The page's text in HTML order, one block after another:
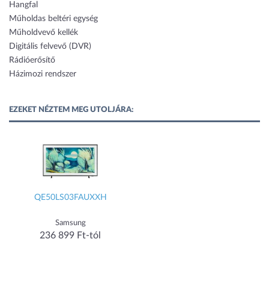
Hangfal
Műholdas beltéri egység
Műholdvevő kellék
Digitális felvevő (DVR)
Rádióerősítő
Házimozi rendszer
EZEKET NÉZTEM MEG UTOLJÁRA:
QE50LS03FAUXXH
Samsung
236 899 Ft-tól